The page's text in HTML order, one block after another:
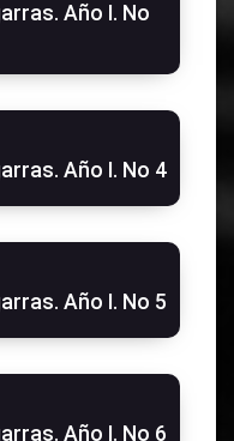
Año I. No
Año I. No 4
Año I. No 5
Año I. No 6